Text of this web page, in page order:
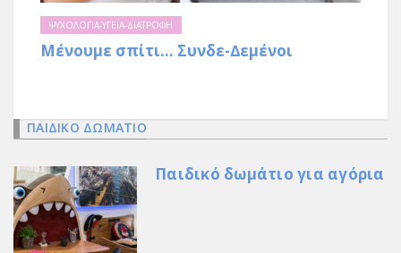
ΨΥΧΟΛΟΓΙΑ-ΥΓΕΙΑ-ΔΙΑΤΡΟΦΗ
Μένουµε σπίτι… Συνδε-∆εµένοι
ΠΑΙΔΙΚΟ ΔΩΜΑΤΙΟ
Παιδικό δωμάτιο για αγόρια